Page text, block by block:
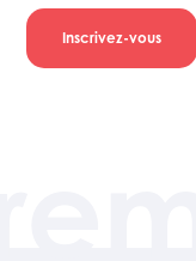
Inscrivez-vous